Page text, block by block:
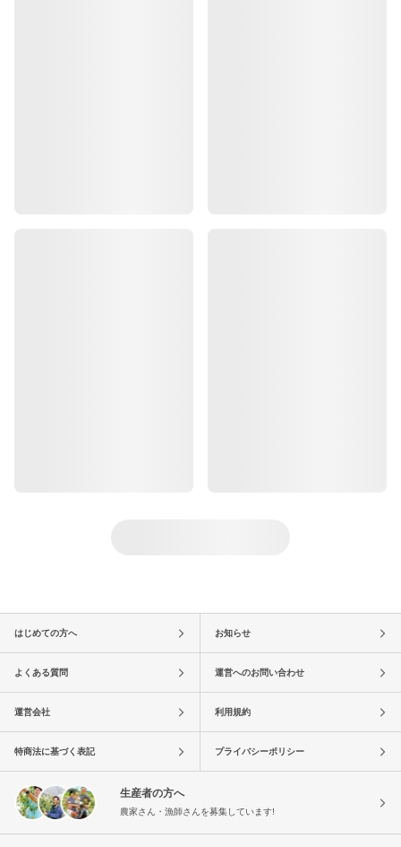
はじめての方へ お知らせ
よくある質問 運営へのお問い合わせ
運営会社 利用規約
特商法に基づく表記 プライバシーポリシー
生産者の方へ
農家さん・漁師さんを募集しています!